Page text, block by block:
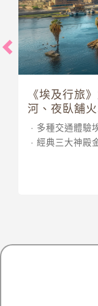
《埃及行旅
河、夜臥舖
館 10 日
多種交通體驗
經典三大神殿